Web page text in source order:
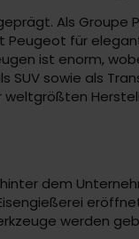
Als Groupe
für
ist enorm,
sowie als
dem
werden